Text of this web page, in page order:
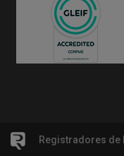
Registradores de